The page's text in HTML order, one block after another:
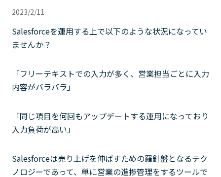
2023/2/11
Salesforceを運用する上で以下のような状況になってい
ませんか？
「フリーテキストでの入力が多く、営業担当ごとに入力
内容がバラバラ」
「同じ項目を何回もアップデートする運用になっており
入力負荷が高い」
Salesforceは売り上げを伸ばすための羅針盤となるテク
ノロジーであって、単に営業の進捗管理をするツールで